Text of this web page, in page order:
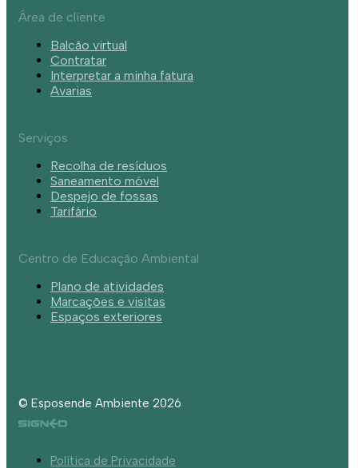
Área de cliente
Balcão virtual
Contratar
Interpretar a minha fatura
Avarias
Serviços
Recolha de resíduos
Saneamento móvel
Despejo de fossas
Tarifário
Centro de Educação Ambiental
Plano de atividades
Marcações e visitas
Espaços exteriores
© Esposende Ambiente 2026
Política de Privacidade